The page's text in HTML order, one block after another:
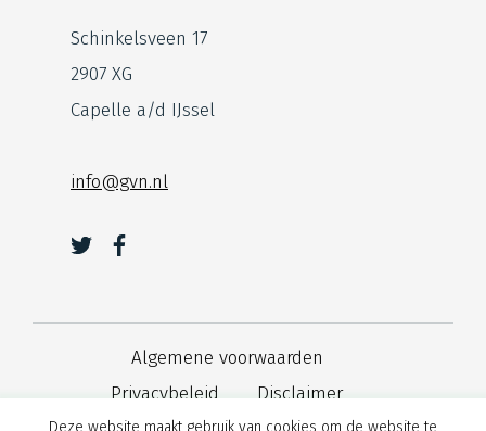
Schinkelsveen 17
2907 XG
Capelle a/d IJssel
info@gvn.nl
Algemene voorwaarden
Privacybeleid
Disclaimer
Deze website maakt gebruik van cookies om de website te